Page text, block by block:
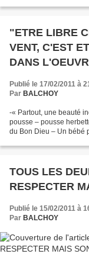
"ETRE LIBRE
VENT, C'EST
DANS
Publié le 17/02/2011 à
Par BALCHOY
-« Partout, une beauté
pousse – pousse
du Bon Dieu – Un bébé
TOUS LES
RESPECTER
Publié le 15/02/2011 à
Par BALCHOY